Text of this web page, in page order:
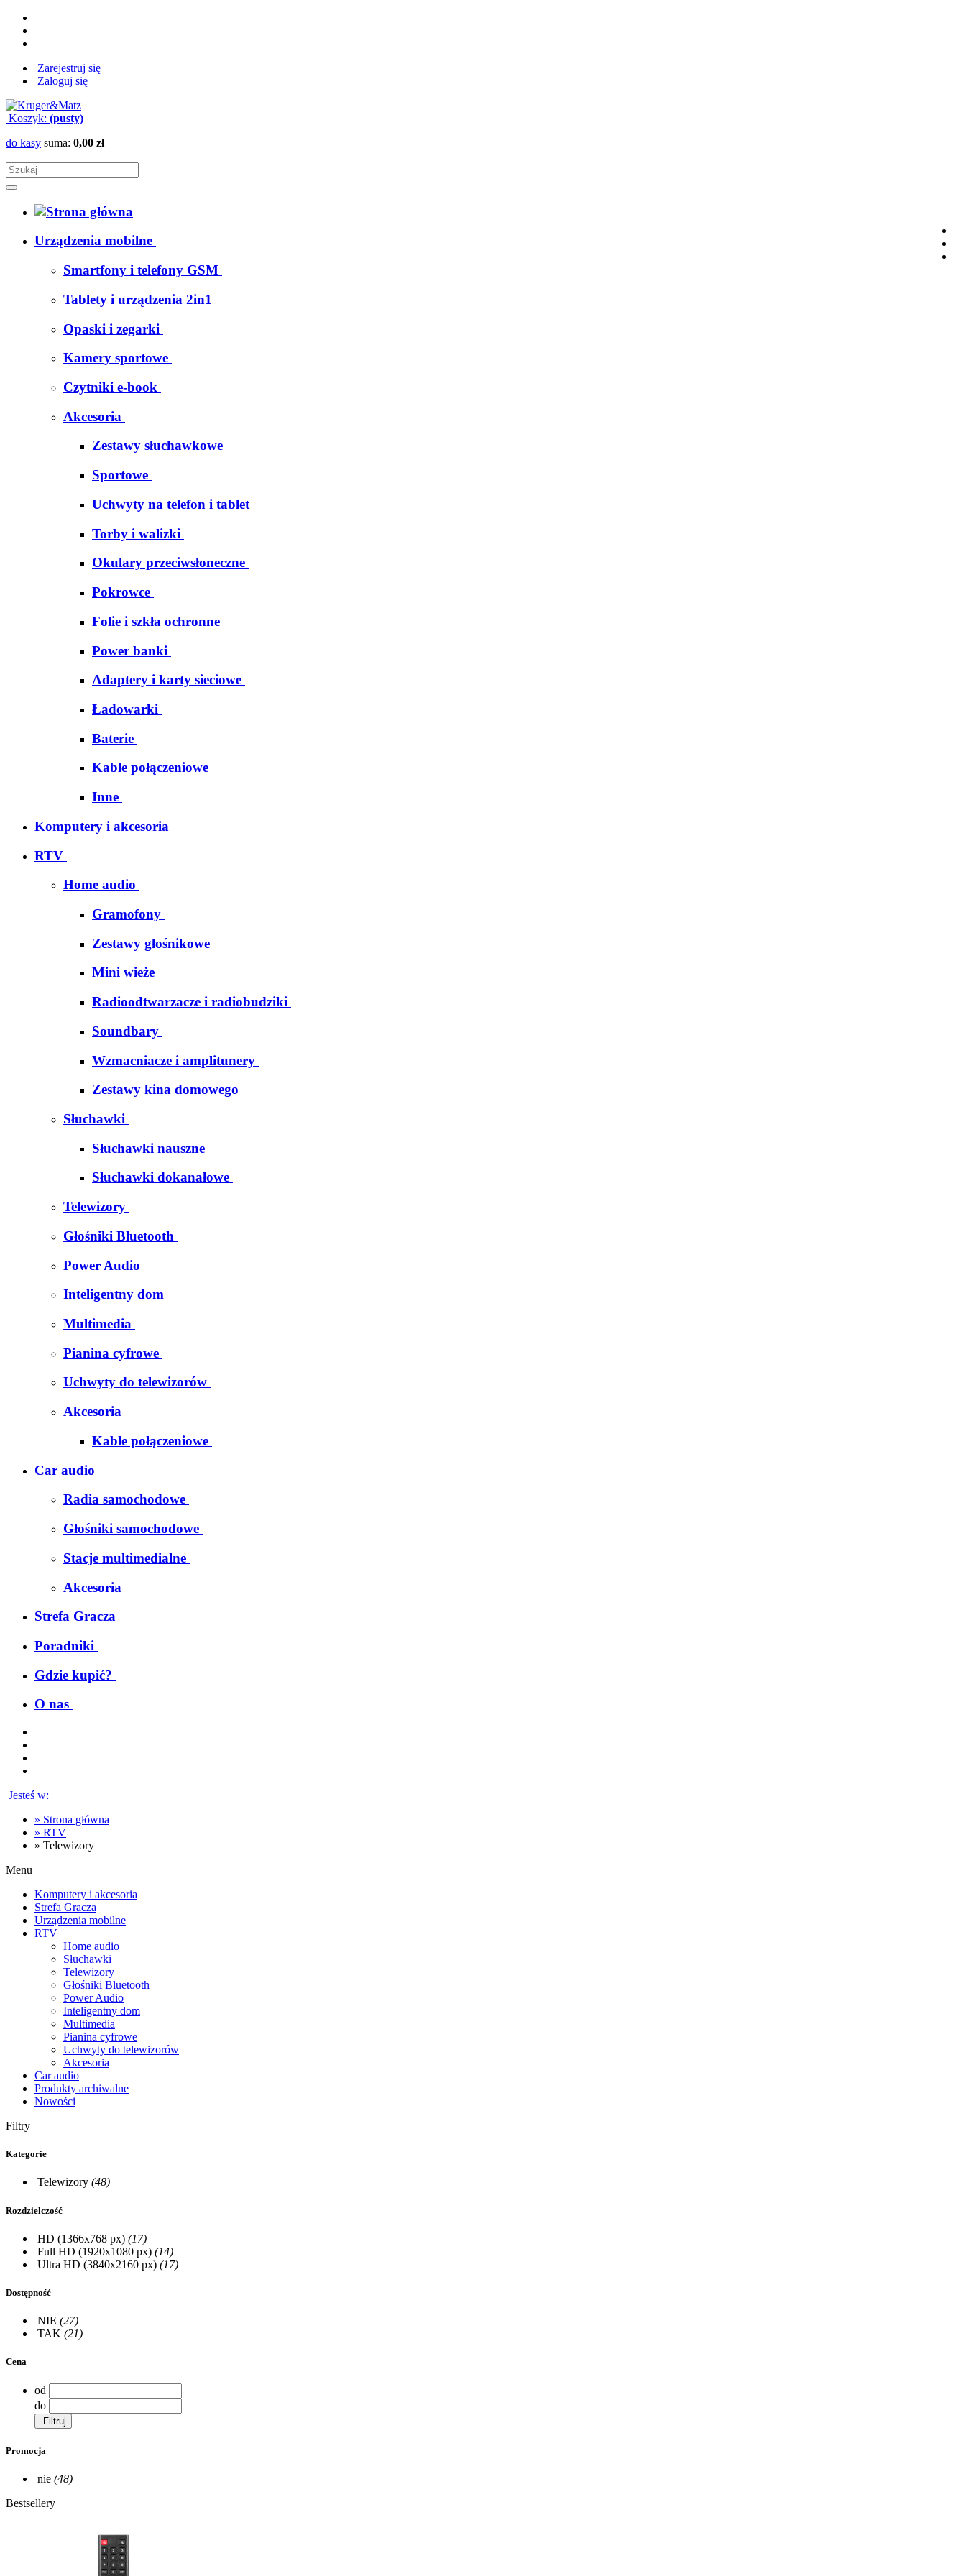
Zarejestruj się
Zaloguj się
Koszyk: (pusty)
do kasy suma: 0,00 zł
Urządzenia mobilne
Smartfony i telefony GSM
Tablety i urządzenia 2in1
Opaski i zegarki
Kamery sportowe
Czytniki e-book
Akcesoria
Zestawy słuchawkowe
Sportowe
Uchwyty na telefon i tablet
Torby i walizki
Okulary przeciwsłoneczne
Pokrowce
Folie i szkła ochronne
Power banki
Adaptery i karty sieciowe
Ładowarki
Baterie
Kable połączeniowe
Inne
Komputery i akcesoria
RTV
Home audio
Gramofony
Zestawy głośnikowe
Mini wieże
Radioodtwarzacze i radiobudziki
Soundbary
Wzmacniacze i amplitunery
Zestawy kina domowego
Słuchawki
Słuchawki nauszne
Słuchawki dokanałowe
Telewizory
Głośniki Bluetooth
Power Audio
Inteligentny dom
Multimedia
Pianina cyfrowe
Uchwyty do telewizorów
Akcesoria
Kable połączeniowe
Car audio
Radia samochodowe
Głośniki samochodowe
Stacje multimedialne
Akcesoria
Strefa Gracza
Poradniki
Gdzie kupić?
O nas
Jesteś w:
» Strona główna
» RTV
» Telewizory
Menu
Komputery i akcesoria
Strefa Gracza
Urządzenia mobilne
RTV
Home audio
Słuchawki
Telewizory
Głośniki Bluetooth
Power Audio
Inteligentny dom
Multimedia
Pianina cyfrowe
Uchwyty do telewizorów
Akcesoria
Car audio
Produkty archiwalne
Nowości
Filtry
Kategorie
Telewizory (48)
Rozdzielczość
HD (1366x768 px) (17)
Full HD (1920x1080 px) (14)
Ultra HD (3840x2160 px) (17)
Dostępność
NIE (27)
TAK (21)
Cena
od
do
Filtruj
Promocja
nie (48)
Bestsellery